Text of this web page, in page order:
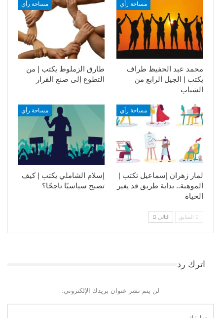
مساحة رأي
طارق الزملوط يكتب | من
التطوع إلى صنع القرار
مساحة رأي
محمد عبد الحفيظ طراف
يكتب | الجيل الرابع من
الشباب
مساحة رأي
إسلام الشاملي يكتب | كيف
تصبح سياسيًا ناجحًا؟
مساحة رأي
لمار زهران إسماعيل تكتب |
الموهبة.. بداية طريق قد يغير
الحياة
السابق التالي
اترك رد
لن يتم نشر عنوان بريدك الإلكتروني.